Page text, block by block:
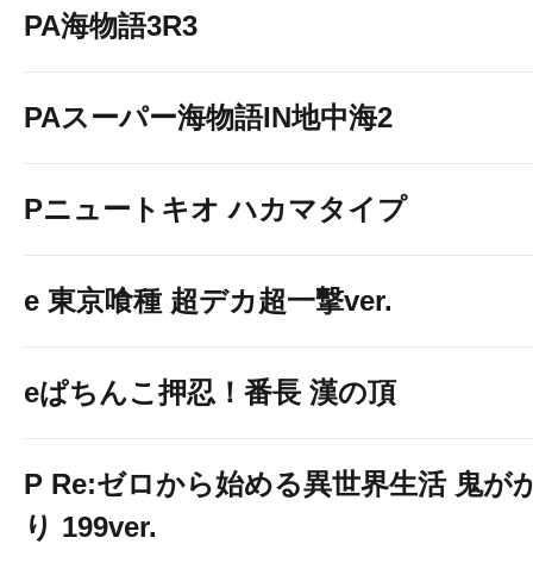
PA海物語3R3
PAスーパー海物語IN地中海2
Pニュートキオ ハカマタイプ
e 東京喰種 超デカ超一撃ver.
eぱちんこ押忍！番長 漢の頂
P Re:ゼロから始める異世界生活 鬼が
り 199ver.